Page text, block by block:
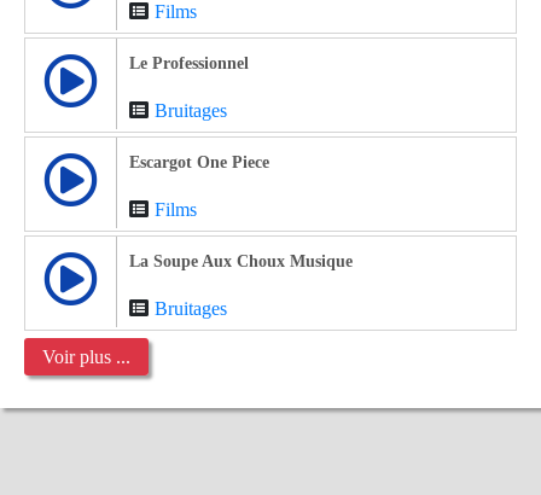
Films
Le Professionnel
Bruitages
Escargot One Piece
Films
La Soupe Aux Choux Musique
Bruitages
Voir plus ...